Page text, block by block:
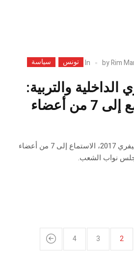
byRim
In تونس سياسة
والتربية:
البرلمان يستمع إلى 7 من أعضاء
سيتم اليوم الخميس 23 فيفري 2017، الاستماع إلى 7 من أعضاء
نواب الشعب.
2
3
4